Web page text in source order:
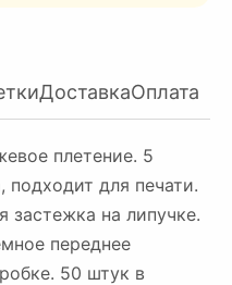
ДоставкаОплата
плетение. 5
подходит для печати.
застежка на липучке.
переднее
50 штук в